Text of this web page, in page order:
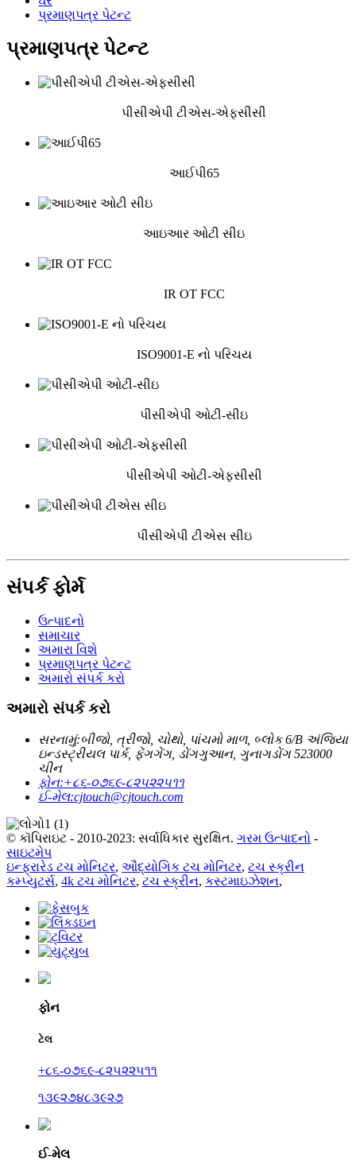
પ્રમાણપત્ર પેટન્ટ
પ્રમાણપત્ર પેટન્ટ
પીસીએપી ટીએસ-એફસીસી
આઈપી65
આઇઆર ઓટી સીઇ
IR OT FCC
ISO9001-E નો પરિચય
પીસીએપી ઓટી-સીઇ
પીસીએપી ઓટી-એફસીસી
પીસીએપી ટીએસ સીઇ
સંપર્ક ફોર્મ
ઉત્પાદનો
સમાચાર
અમારા વિશે
પ્રમાણપત્ર પેટન્ટ
અમારો સંપર્ક કરો
અમારો સંપર્ક કરો
સરનામું:બીજો, ત્રીજો, ચોથો, પાંચમો માળ, બ્લોક 6/B અંજિયા
ઇન્ડસ્ટ્રીયલ પાર્ક, ફેંગગેંગ, ડોંગગુઆન, ગુનાગડોંગ 523000
ચીન
ફોન:+૮૬-૦૭૬૯-૮૨૫૨૨૫૧૧
ઈ-મેલ:cjtouch@cjtouch.com
© કૉપિરાઇટ - 2010-2023: સર્વાધિકાર સુરક્ષિત. ગરમ ઉત્પાદનો -
સાઇટમેપ
ઇન્ફ્રારેડ ટચ મોનિટર, ઔદ્યોગિક ટચ મોનિટર, ટચ સ્ક્રીન
કમ્પ્યુટર્સ, 4k ટચ મોનિટર, ટચ સ્ક્રીન, કસ્ટમાઇઝેશન,
ફોન
ટેલ
+૮૬-૦૭૬૯-૮૨૫૨૨૫૧૧
૧૩૯૨૭૪૮૩૯૨૭
ઈ-મેલ